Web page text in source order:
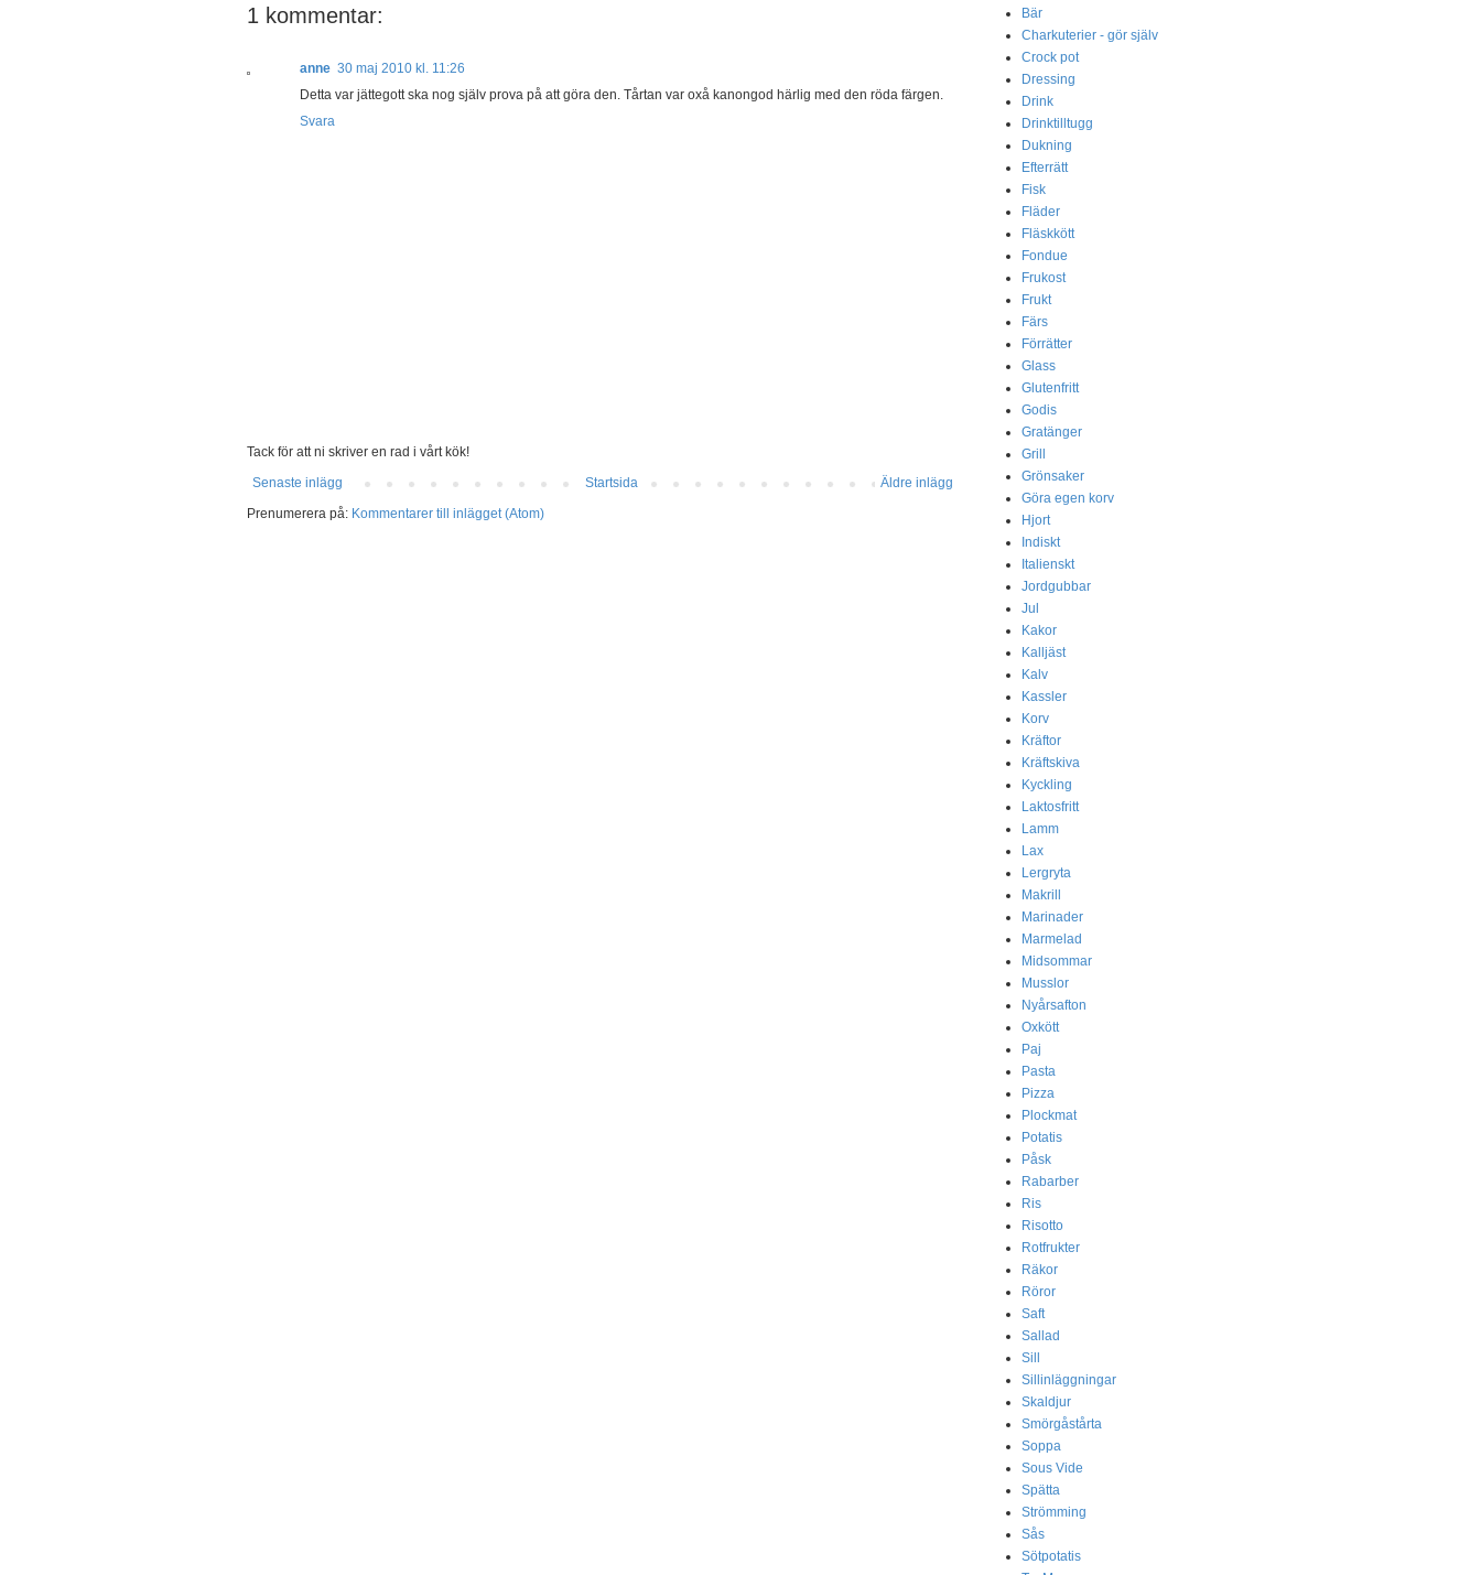
1 kommentar:
anne 30 maj 2010 kl. 11:26
Detta var jättegott ska nog själv prova på att göra den. Tårtan var oxå kanongod härlig med den röda färgen.
Svara
Tack för att ni skriver en rad i vårt kök!
Senaste inlägg
Äldre inlägg
Startsida
Prenumerera på: Kommentarer till inlägget (Atom)
Bär
Charkuterier - gör själv
Crock pot
Dressing
Drink
Drinktilltugg
Dukning
Efterrätt
Fisk
Fläder
Fläskkött
Fondue
Frukost
Frukt
Färs
Förrätter
Glass
Glutenfritt
Godis
Gratänger
Grill
Grönsaker
Göra egen korv
Hjort
Indiskt
Italienskt
Jordgubbar
Jul
Kakor
Kalljäst
Kalv
Kassler
Korv
Kräftor
Kräftskiva
Kyckling
Laktosfritt
Lamm
Lax
Lergryta
Makrill
Marinader
Marmelad
Midsommar
Musslor
Nyårsafton
Oxkött
Paj
Pasta
Pizza
Plockmat
Potatis
Påsk
Rabarber
Ris
Risotto
Rotfrukter
Räkor
Röror
Saft
Sallad
Sill
Sillinläggningar
Skaldjur
Smörgåstårta
Soppa
Sous Vide
Spätta
Strömming
Sås
Sötpotatis